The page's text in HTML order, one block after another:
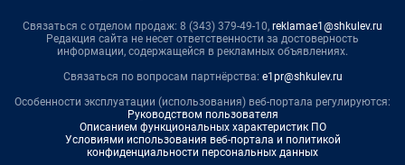
Связаться с отделом продаж: 8 (343) 379-49-10, reklamae1@shkulev.ru
Редакция сайта не несет ответственности за достоверность
информации, содержащейся в рекламных объявлениях.
Связаться по вопросам партнёрства: e1pr@shkulev.ru
Особенности эксплуатации (использования) веб-портала регулируются:
Руководством пользователя
Описанием функциональных характеристик ПО
Условиями использования веб-портала и политикой
конфиденциальности персональных данных